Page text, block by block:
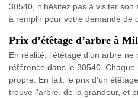
30540, n’hésitez pas à visiter
à remplir pour votre demande de
Prix d’étêtage d’arbre à
En réalité, l’étêtage d’un arbre
référence dans le 30540. Chaque
propre. En fait, le prix d’un
trouve l’arbre, de la grandeur, et